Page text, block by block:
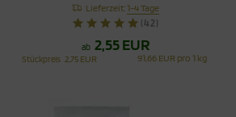
Lieferzeit:1-4 Tage
(42)
ab 2,55 EUR
Stückpreis 2,75 EUR 91,66 EUR pro 1 kg